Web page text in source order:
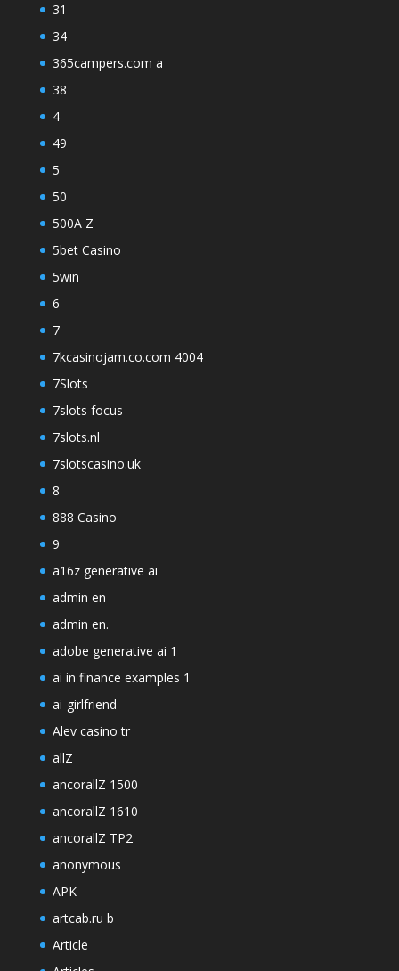
31
34
365campers.com a
38
4
49
5
50
500A Z
5bet Casino
5win
6
7
7kcasinojam.co.com 4004
7Slots
7slots focus
7slots.nl
7slotscasino.uk
8
888 Casino
9
a16z generative ai
admin en
admin en.
adobe generative ai 1
ai in finance examples 1
ai-girlfriend
Alev casino tr
allZ
ancorallZ 1500
ancorallZ 1610
ancorallZ TP2
anonymous
APK
artcab.ru b
Article